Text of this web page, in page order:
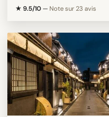
★ 9.5/10 — Note sur 23 avis